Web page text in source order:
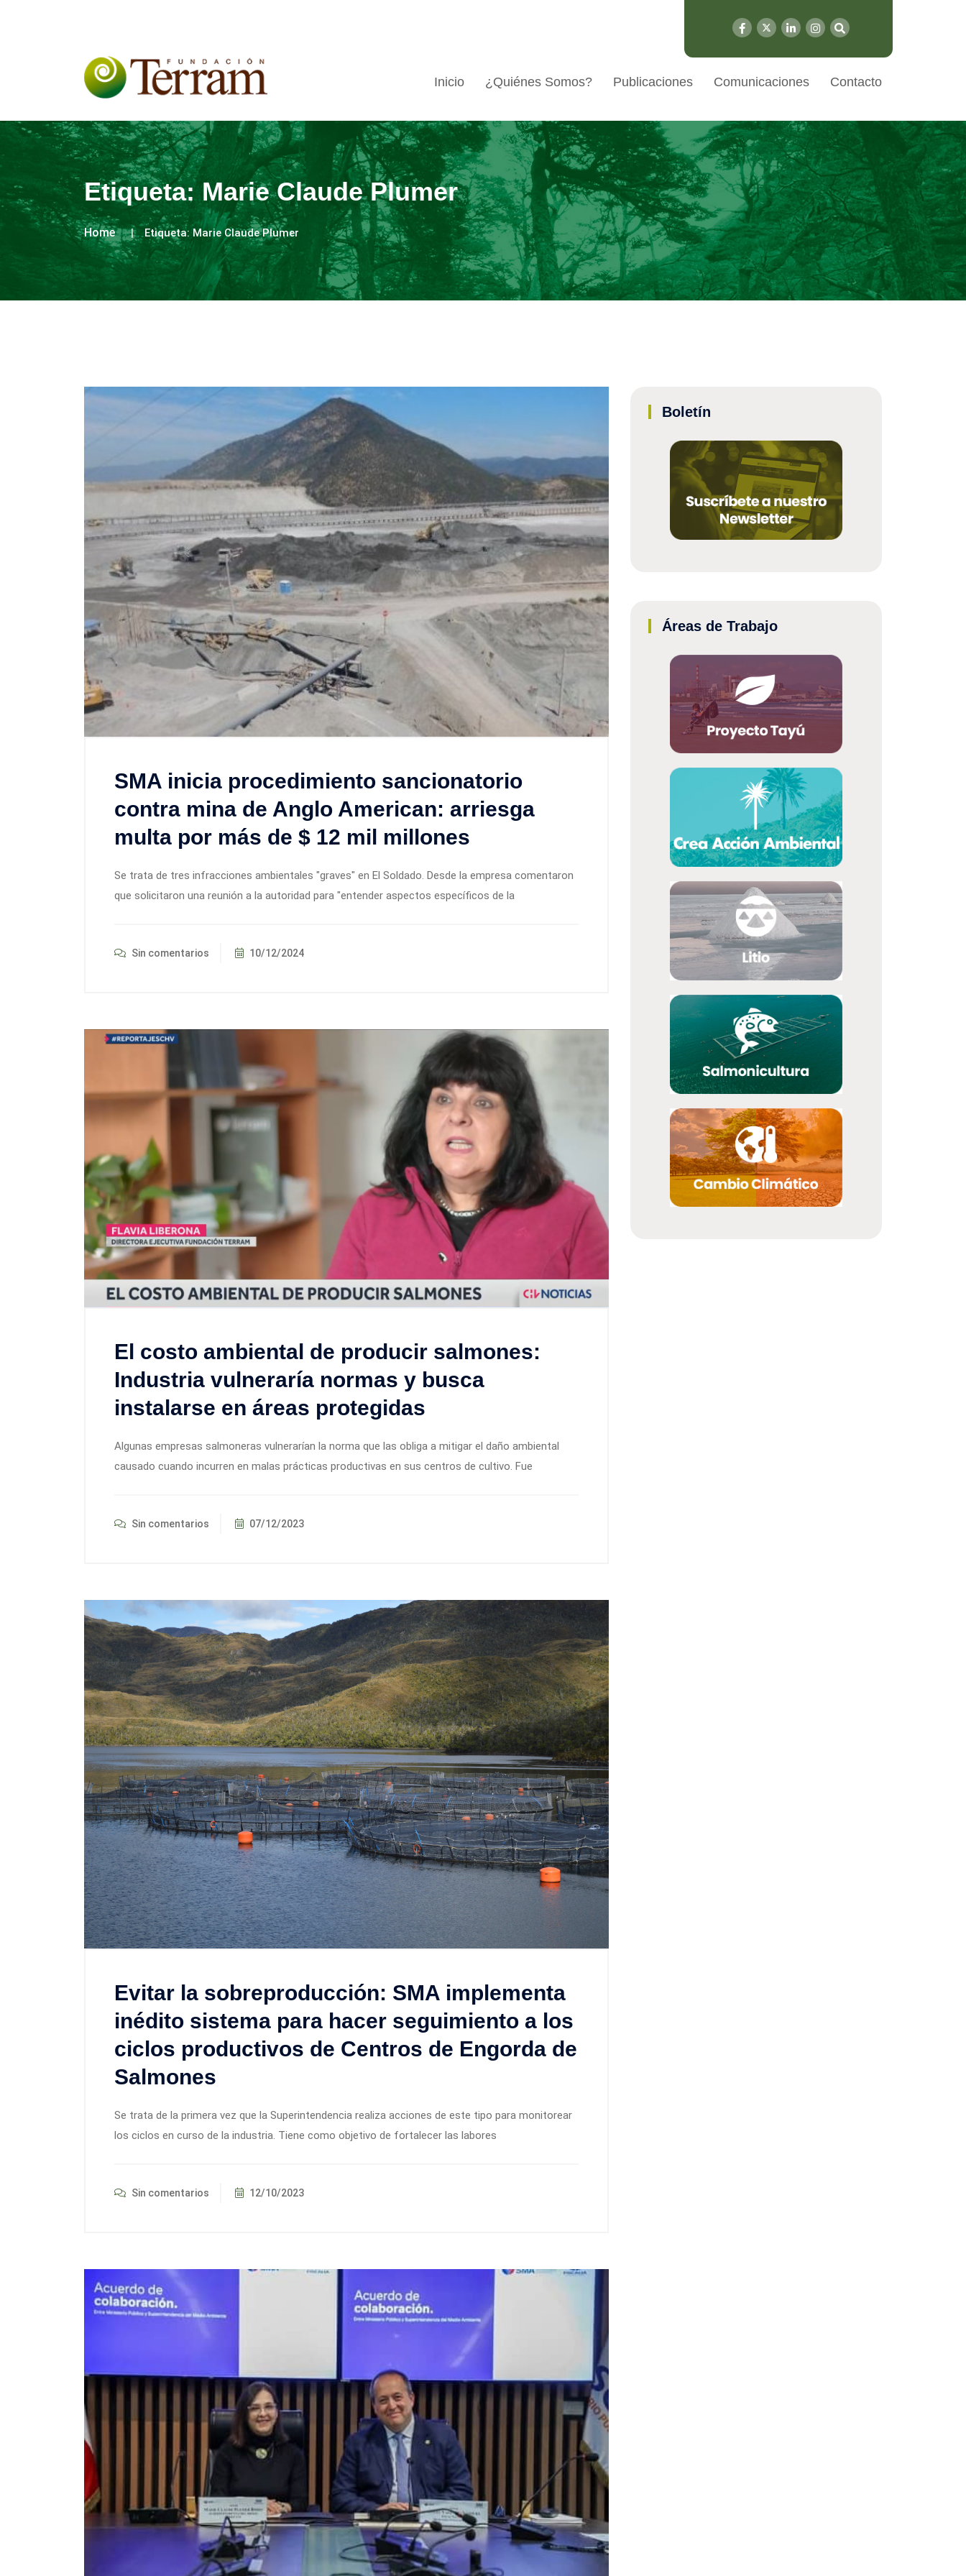
Inicio ¿Quiénes Somos? Publicaciones Comunicaciones Contacto
Etiqueta:Marie Claude Plumer
Home Etiqueta:Marie Claude Plumer
SMA inicia procedimiento sancionatorio
contra mina de Anglo American: arriesga
multa por más de $ 12 mil millones
Se trata de tres infracciones ambientales "graves" en El Soldado. Desde la empresa comentaron
que solicitaron una reunión a la autoridad para "entender aspectos específicos de la
Sin comentarios 10/12/2024
El costo ambiental de producir salmones:
Industria vulneraría normas y busca
instalarse en áreas protegidas
Algunas empresas salmoneras vulnerarían la norma que las obliga a mitigar el daño ambiental
causado cuando incurren en malas prácticas productivas en sus centros de cultivo. Fue
Sin comentarios 07/12/2023
Evitar la sobreproducción: SMA implementa
inédito sistema para hacer seguimiento a los
ciclos productivos de Centros de Engorda de
Salmones
Se trata de la primera vez que la Superintendencia realiza acciones de este tipo para monitorear
los ciclos en curso de la industria. Tiene como objetivo de fortalecer las labores
Sin comentarios 12/10/2023
Boletín
Áreas de Trabajo